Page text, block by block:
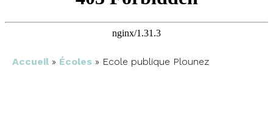
Accueil » Écoles » Ecole publique Plounez